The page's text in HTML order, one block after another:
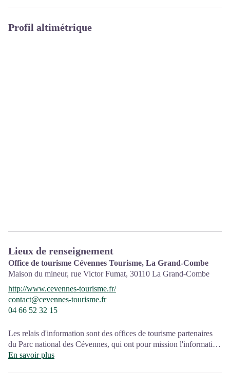
Profil altimétrique
Lieux de renseignement
Office de tourisme Cévennes Tourisme, La Grand-Combe
Maison du mineur, rue Victor Fumat, 30110 La Grand-Combe
http://www.cevennes-tourisme.fr/
contact@cevennes-tourisme.fr
04 66 52 32 15
Les relais d'information sont des offices de tourisme partenaires
du Parc national des Cévennes, qui ont pour mission l'information
et la sensibilisation sur l'
En savoir plus